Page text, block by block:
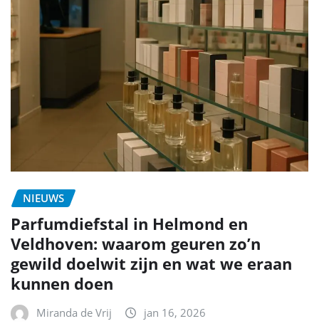
NIEUWS
Parfumdiefstal in Helmond en
Veldhoven: waarom geuren zo’n
gewild doelwit zijn en wat we eraan
kunnen doen
Miranda de Vrij jan 16, 2026